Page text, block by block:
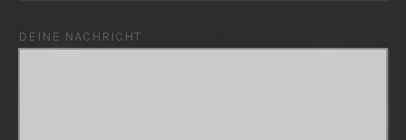
DEINE NACHRICHT